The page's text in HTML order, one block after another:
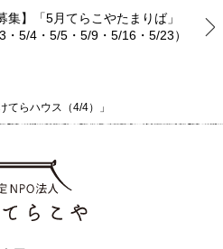
集】「5月てらこやたまりば」
・5/4・5/5・5/9・5/16・5/23）
てらハウス（4/4）」